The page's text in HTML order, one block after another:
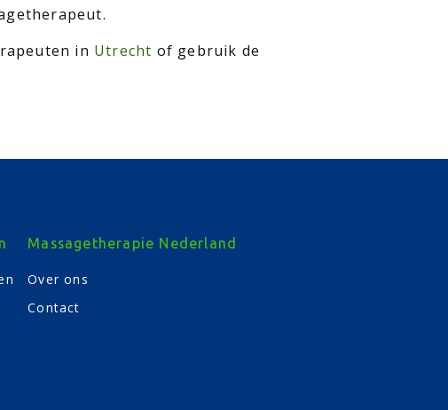
in Utrecht of gebruik de
Massagetherapie Nederland
Over ons
Contact